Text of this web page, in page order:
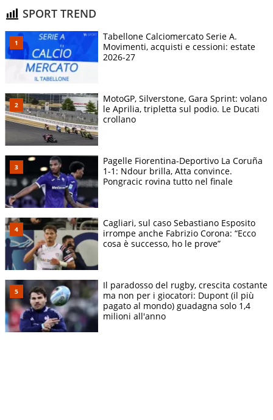
SPORT TREND
Tabellone Calciomercato Serie A.
Movimenti, acquisti e cessioni: estate
2026-27
MotoGP, Silverstone, Gara Sprint: volano
le Aprilia, tripletta sul podio. Le Ducati
crollano
Pagelle Fiorentina-Deportivo La Coruña
1-1: Ndour brilla, Atta convince.
Pongracic rovina tutto nel finale
Cagliari, sul caso Sebastiano Esposito
irrompe anche Fabrizio Corona: “Ecco
cosa è successo, ho le prove”
Il paradosso del rugby, crescita costante
ma non per i giocatori: Dupont (il più
pagato al mondo) guadagna solo 1,4
milioni all'anno